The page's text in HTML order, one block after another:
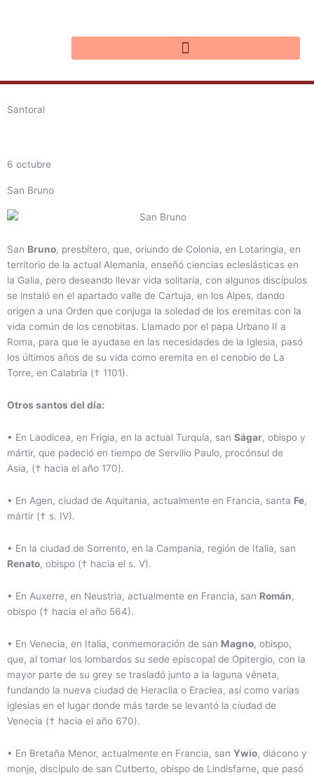
Santoral
6 octubre
San Bruno
San Bruno, presbítero, que, oriundo de Colonia, en Lotaringia, en
territorio de la actual Alemania, enseñó ciencias eclesiásticas en
la Galia, pero deseando llevar vida solitaria, con algunos discípulos
se instaló en el apartado valle de Cartuja, en los Alpes, dando
origen a una Orden que conjuga la soledad de los eremitas con la
vida común de los cenobitas. Llamado por el papa Urbano II a
Roma, para que le ayudase en las necesidades de la Iglesia, pasó
los últimos años de su vida como eremita en el cenobio de La
Torre, en Calabria († 1101).
Otros santos del día:
• En Laodicea, en Frigia, en la actual Turquía, san Ságar, obispo y
mártir, que padeció en tiempo de Servilio Paulo, procónsul de
Asia, († hacia el año 170).
• En Agen, ciudad de Aquitania, actualmente en Francia, santa Fe,
mártir († s. IV).
• En la ciudad de Sorrento, en la Campania, región de Italia, san
Renato, obispo († hacia el s. V).
• En Auxerre, en Neustria, actualmente en Francia, san Román,
obispo († hacia el año 564).
• En Venecia, en Italia, conmemoración de san Magno, obispo,
que, al tomar los lombardos su sede episcopal de Opitergio, con la
mayor parte de su grey se trasladó junto a la laguna véneta,
fundando la nueva ciudad de Heraclia o Eraclea, así como varias
iglesias en el lugar donde más tarde se levantó la ciudad de
Venecia († hacia el año 670).
• En Bretaña Menor, actualmente en Francia, san Ywio, diácono y
monje, discípulo de san Cutberto, obispo de Lindisfarne, que pasó